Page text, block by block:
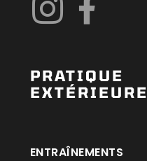
PRATIQUE
EXTÉRIEURE
ENTRAÎNEMENTS